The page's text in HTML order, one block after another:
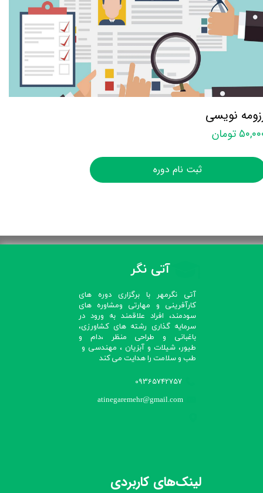
نویسی
تومان
ثبت نام دوره
آتی نگر
آتی نگرمهر با برگزاری دوره های
کارآفرینی و مهارتی ومشاوره های
سودمند، افراد علاقمند به ورود در
سرمایه گذاری رشته های کشاورزی،
باغبانی و طراحی منظر ،دام و
طیور، شیلات و آبزیان ، مهندسی و
طب و سلامت را هدایت می کند​​​​​​​
09365742757
atinegaremehr@gmail.com
لینک‌های کاربردی